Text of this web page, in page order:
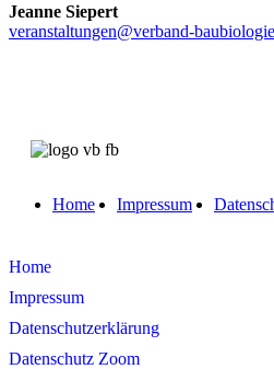
Jeanne Siepert
veranstaltungen@verband-
Home Impressum
Home
Impressum
Datenschutzerklärung
Datenschutz Zoom